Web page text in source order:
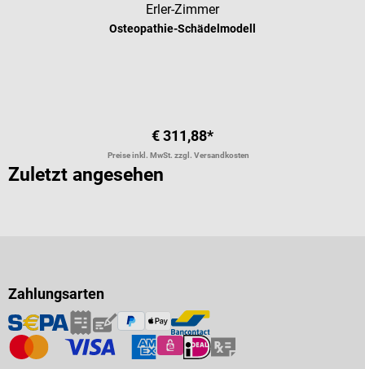
Erler-Zimmer
Osteopathie-Schädelmodell
€ 311,88*
Preise inkl. MwSt. zzgl. Versandkosten
Zuletzt angesehen
Zahlungsarten